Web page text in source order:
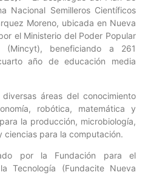
Nacional Semilleros Científicos
Moreno, ubicada en Nueva
el Ministerio del Poder Popular
(Mincyt), beneficiando a 261
año de educación media
áreas del conocimiento
robótica, matemática y
la producción, microbiología,
ciencias para la computación.
por la Fundación para el
Tecnología (Fundacite Nueva